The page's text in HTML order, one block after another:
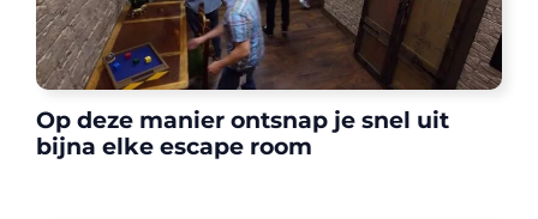
Op deze manier ontsnap je snel uit
bijna elke escape room